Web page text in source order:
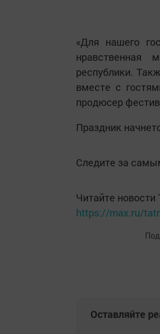
«Для нашего
нравственная
республики.
вместе с
продюсер
Праздник
Следите за
Читайте
https://max.ru/
Оставляйте